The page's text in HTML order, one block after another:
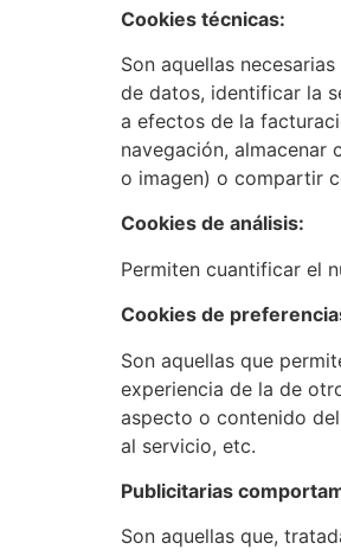
Cookies técnicas:
Son aquellas
de datos, identificar la
a efectos de la
navegación,
o imagen) o compartir
Cookies de análisis:
Permiten cuantificar el
Cookies de
Son aquellas que
experiencia de la de
aspecto o contenido
al servicio, etc.
Publicitarias
Son aquellas que,